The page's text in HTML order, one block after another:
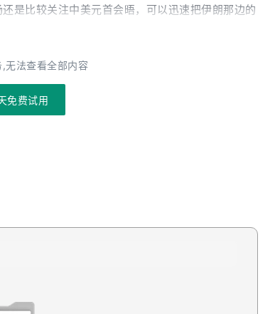
是比较关注中美元首会晤，可以迅速把伊朗那边的
。我们在前不久的YouTube公开视频中有提示
相当大。这里说的催化剂不足体现在：财报季已经
：1，通胀在这三个月，至少数据上是处于高位
冲。因为整个市场的大逻辑相当坚挺，AI带动的企
全意识到，大模型ARR还在快速提升。在这些逻辑
7100点。尤其是，我知道这里有很多朋友（包括
就更不用担心了。因为这些公司本来也没有那么多
个重要原因，因为大科技整体的估值和情绪还算理
的，如果这个事情一点点做实，那么一些投机相关
无法查看全部内容
免费试用